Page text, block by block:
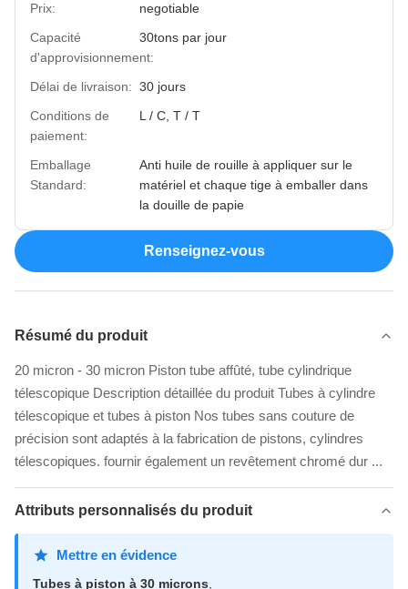
Prix:
negotiable
Capacité
d'approvisionnement:
30tons par jour
Délai de livraison: 30 jours
Conditions de
paiement:
L / C, T / T
Emballage
Standard:
Anti huile de rouille à appliquer sur le
matériel et chaque tige à emballer dans
la douille de papie
Renseignez-vous
Résumé du produit
20 micron - 30 micron Piston tube affûté, tube cylindrique
télescopique Description détaillée du produit Tubes à cylindre
télescopique et tubes à piston Nos tubes sans couture de
précision sont adaptés à la fabrication de pistons, cylindres
télescopiques. fournir également un revêtement chromé dur ...
Attributs personnalisés du produit
Mettre en évidence
Tubes à piston à 30 microns